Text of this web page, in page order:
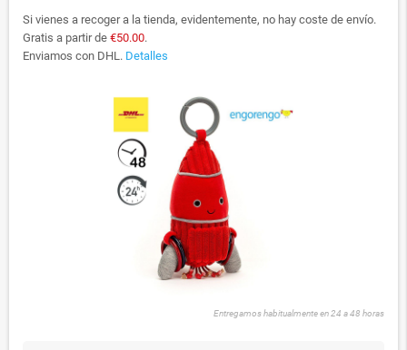
Si vienes a recoger a la tienda, evidentemente, no hay coste de envío.
Gratis a partir de €50.00.
Enviamos con DHL. Detalles
Entregamos habitualmente en 24 a 48 horas